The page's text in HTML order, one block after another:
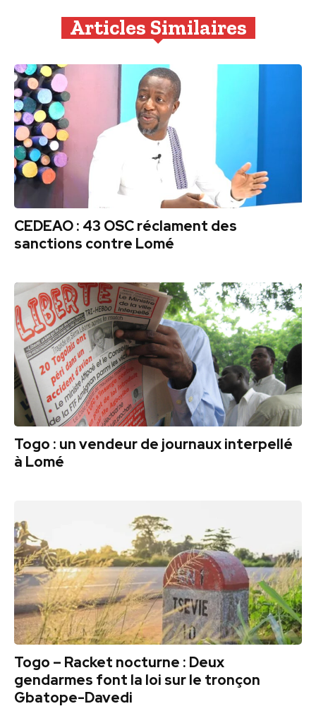
Articles Similaires
CEDEAO : 43 OSC réclament des
sanctions contre Lomé
Togo : un vendeur de journaux interpellé
à Lomé
Togo – Racket nocturne : Deux
gendarmes font la loi sur le tronçon
Gbatope-Davedi